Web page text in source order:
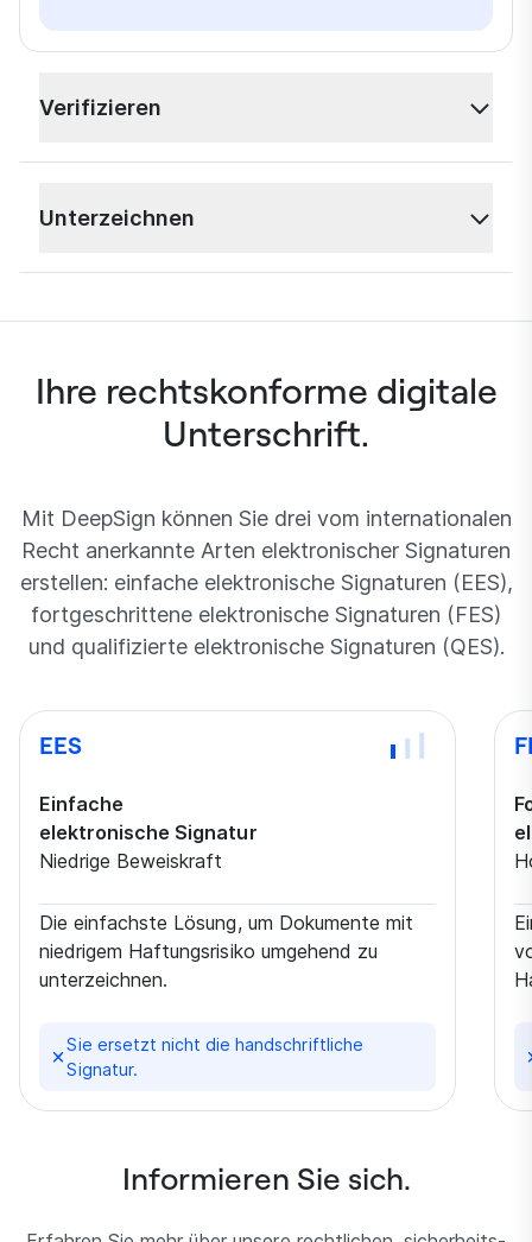
Verifizieren
Mit unserer DeepID Handy-App verifizieren Sie Ihre
Ferne in drei einfachen Schritten. DeepID
Identitätskarten und die Nutzung ist kostenlos.
Wenn Sie bereits eine mobile ID von einem
DeepSign benutzen.
Unterzeichnen
Sie überwachen in Echtzeit den
Mitunterzeichnern automatische Erinnerungen.
benötigten eSignatur-Art unterzeichnen (einfache,
fortgeschrittene oder qualifizierte elektronische
Ihre rechtskonforme digitale
Unterschrift.
Mit DeepSign können Sie drei vom internationalen
Recht anerkannte Arten elektronischer Signaturen
erstellen: einfache elektronische Signaturen (EES),
fortgeschrittene elektronische Signaturen (FES)
und qualifizierte elektronische Signaturen (QES).
EES
Einfache
elektronische Signatur
Niedrige Beweiskraft
Die einfachste Lösung, um Dokumente mit
niedrigem Haftungsrisiko umgehend zu
unterzeichnen.
Sie ersetzt nicht die handschriftliche
Signatur.
Informieren Sie sich.